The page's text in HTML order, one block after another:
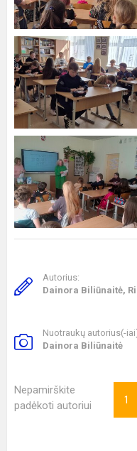
Autorius:
Dainora Biliūnaitė,
Nuotraukų autorius(-
Dainora Biliūnaitė
Nepamirškite
padėkoti autoriui
1